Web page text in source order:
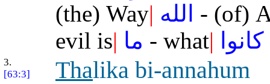
(the) Way| الله - (of)
evil is| ما - what| كانوا
3.
[63:3]
Thalika bi-annahum